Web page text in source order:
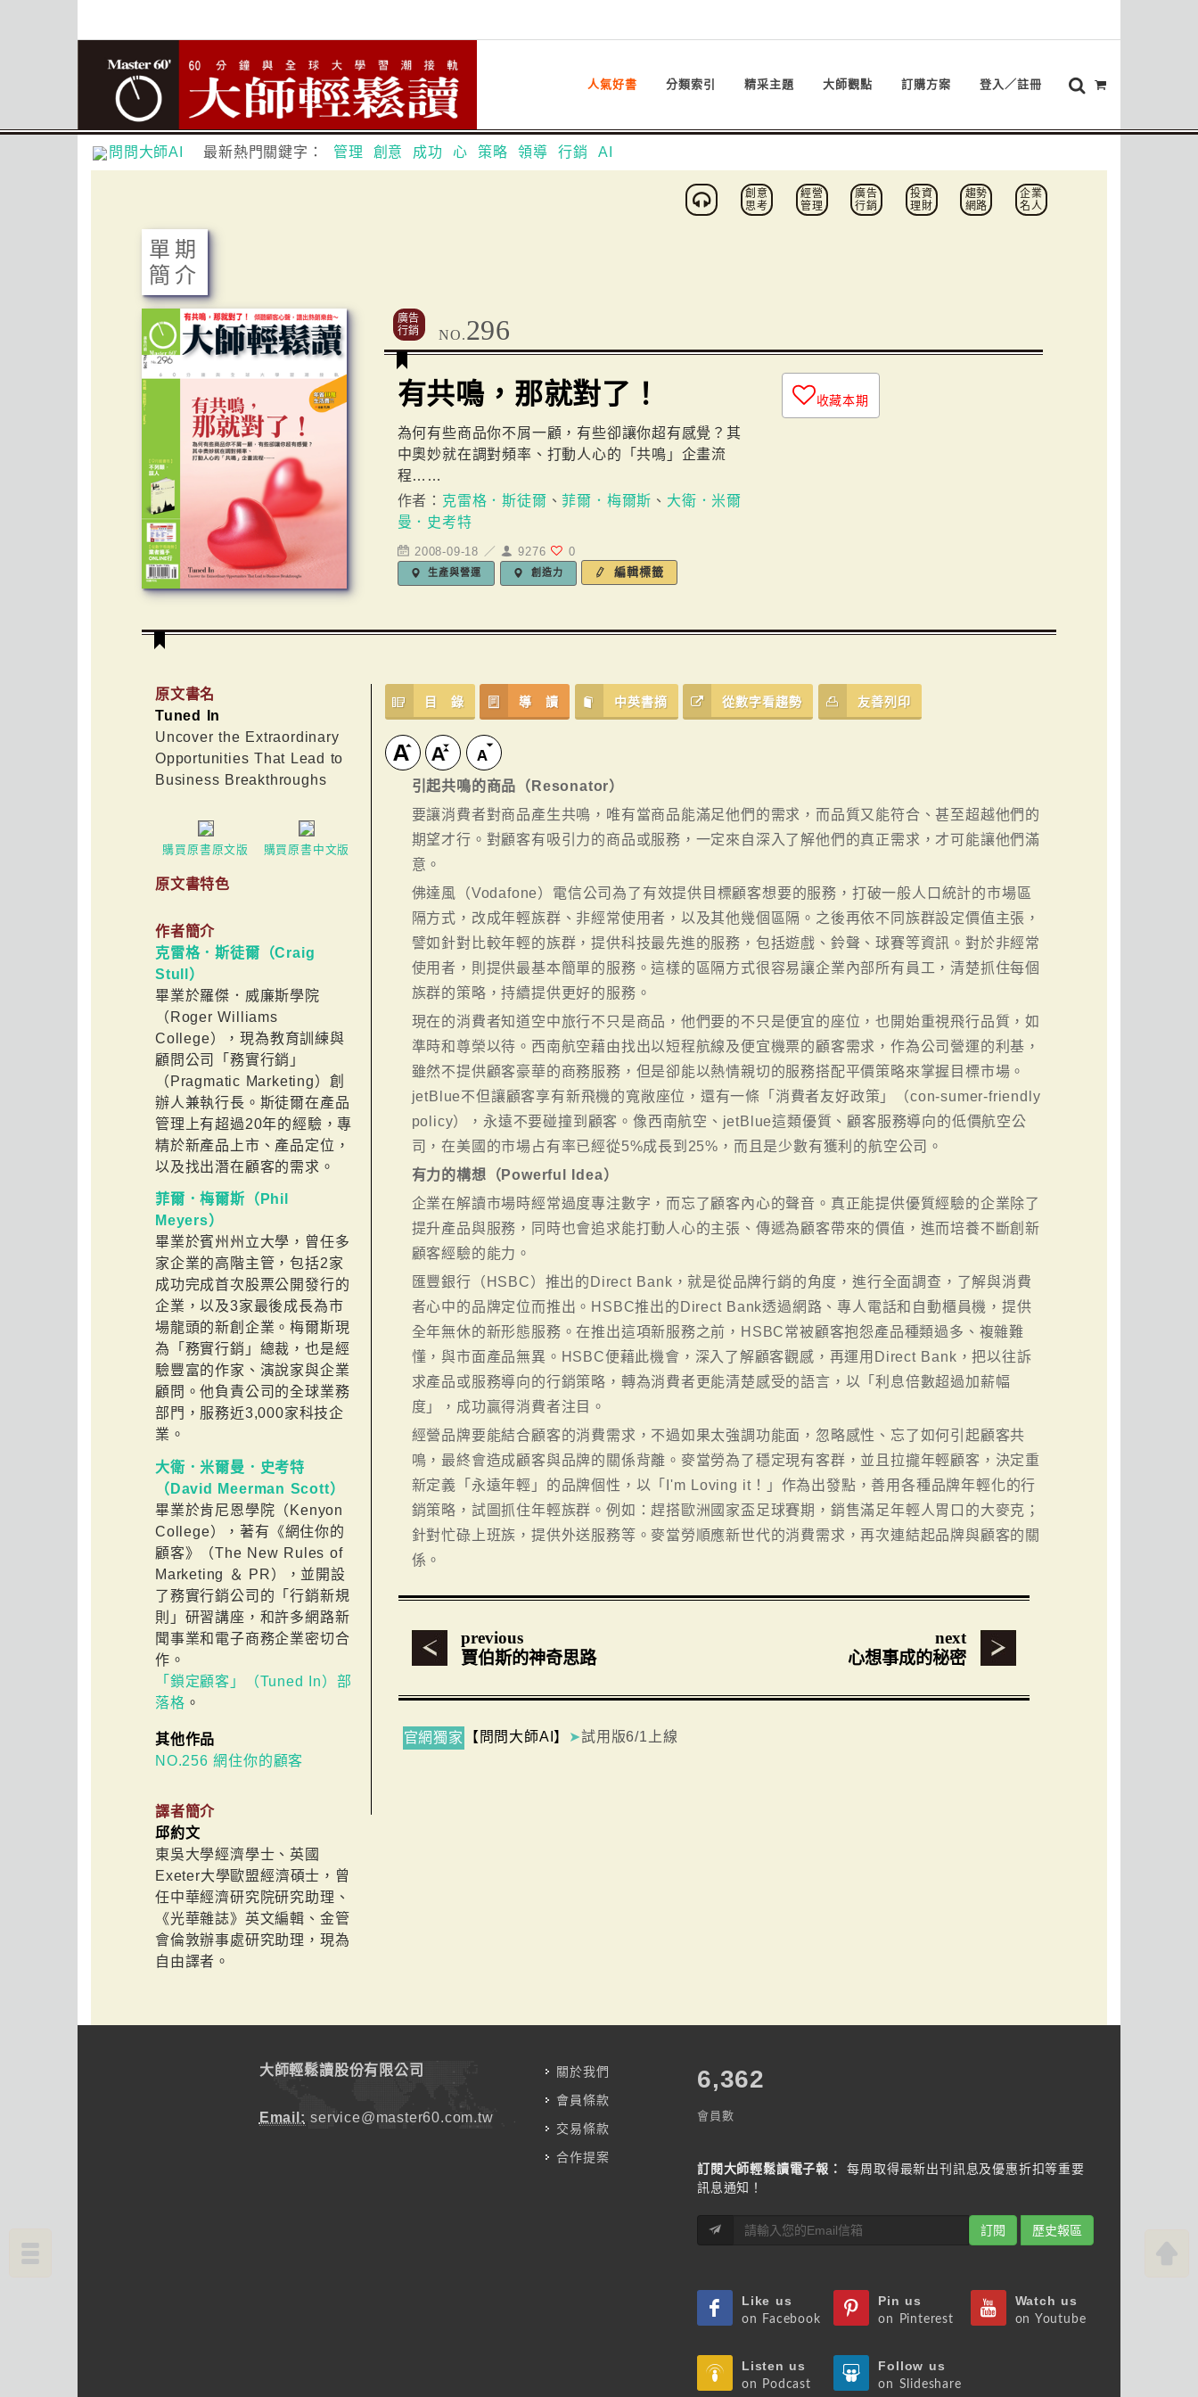
人氣好書 分類索引 精采主題 大師觀點 訂購方案 登入／註冊
問問大師AI 最新熱門關鍵字： 管理 創意 成功 心 策略 領導 行銷 AI
創意
思考
經營
管理
廣告
行銷
投資
理財
趨勢
網路
企業
名人
單期
簡介
廣告
行銷
NO.296
有共鳴，那就對了！
為何有些商品你不屑一顧，有些卻讓你超有感覺？其
中奧妙就在調對頻率、打動人心的「共鳴」企畫流
程……
作者： 克雷格．斯徒爾 、 菲爾．梅爾斯 、 大衛．米爾
曼．史考特
2008-09-18 ／ 9276 0
生產與營運 創造力 編輯標籤
收藏本期
原文書名
Tuned In
Uncover the Extraordinary
Opportunities That Lead to
Business Breakthroughs
購買原書原文版 購買原書中文版
原文書特色
作者簡介
克雷格．斯徒爾（Craig
Stull）
畢業於羅傑．威廉斯學院
（Roger Williams
College），現為教育訓練與
顧問公司「務實行銷」
（Pragmatic Marketing）創
辦人兼執行長。斯徒爾在產品
管理上有超過20年的經驗，專
精於新產品上市、產品定位，
以及找出潛在顧客的需求。
菲爾．梅爾斯（Phil
Meyers）
畢業於賓州州立大學，曾任多
家企業的高階主管，包括2家
成功完成首次股票公開發行的
企業，以及3家最後成長為市
場龍頭的新創企業。梅爾斯現
為「務實行銷」總裁，也是經
驗豐富的作家、演說家與企業
顧問。他負責公司的全球業務
部門，服務近3,000家科技企
業。
大衛．米爾曼．史考特
（David Meerman Scott）
畢業於肯尼恩學院（Kenyon
College），著有《網住你的
顧客》（The New Rules of
Marketing ＆ PR），並開設
了務實行銷公司的「行銷新規
則」研習講座，和許多網路新
聞事業和電子商務企業密切合
作。
「鎖定顧客」（Tuned In）部
落格 。
其他作品
NO.256 網住你的顧客
譯者簡介
邱約文
東吳大學經濟學士、英國
Exeter大學歐盟經濟碩士，曾
任中華經濟研究院研究助理、
《光華雜誌》英文編輯、金管
會倫敦辦事處研究助理，現為
自由譯者。
目 錄 導 讀 中英書摘 從數字看趨勢 友善列印
引起共鳴的商品（Resonator）
要讓消費者對商品產生共鳴，唯有當商品能滿足他們的需求，而品質又能符合、甚至超越他們的
期望才行。對顧客有吸引力的商品或服務，一定來自深入了解他們的真正需求，才可能讓他們滿
意。
佛達風（Vodafone）電信公司為了有效提供目標顧客想要的服務，打破一般人口統計的市場區
隔方式，改成年輕族群、非經常使用者，以及其他幾個區隔。之後再依不同族群設定價值主張，
譬如針對比較年輕的族群，提供科技最先進的服務，包括遊戲、鈴聲、球賽等資訊。對於非經常
使用者，則提供最基本簡單的服務。這樣的區隔方式很容易讓企業內部所有員工，清楚抓住每個
族群的策略，持續提供更好的服務。
現在的消費者知道空中旅行不只是商品，他們要的不只是便宜的座位，也開始重視飛行品質，如
準時和尊榮以待。西南航空藉由找出以短程航線及便宜機票的顧客需求，作為公司營運的利基，
雖然不提供顧客豪華的商務服務，但是卻能以熱情親切的服務搭配平價策略來掌握目標市場。
jetBlue不但讓顧客享有新飛機的寬敞座位，還有一條「消費者友好政策」（con-sumer-friendly
policy），永遠不要碰撞到顧客。像西南航空、jetBlue這類優質、顧客服務導向的低價航空公
司，在美國的市場占有率已經從5%成長到25%，而且是少數有獲利的航空公司。
有力的構想（Powerful Idea）
企業在解讀市場時經常過度專注數字，而忘了顧客內心的聲音。真正能提供優質經驗的企業除了
提升產品與服務，同時也會追求能打動人心的主張、傳遞為顧客帶來的價值，進而培養不斷創新
顧客經驗的能力。
匯豐銀行（HSBC）推出的Direct Bank，就是從品牌行銷的角度，進行全面調查，了解與消費
者心中的品牌定位而推出。HSBC推出的Direct Bank透過網路、專人電話和自動櫃員機，提供
全年無休的新形態服務。在推出這項新服務之前，HSBC常被顧客抱怨產品種類過多、複雜難
懂，與市面產品無異。HSBC便藉此機會，深入了解顧客觀感，再運用Direct Bank，把以往訴
求產品或服務導向的行銷策略，轉為消費者更能清楚感受的語言，以「利息倍數超過加薪幅
度」，成功贏得消費者注目。
經營品牌要能結合顧客的消費需求，不過如果太強調功能面，忽略感性、忘了如何引起顧客共
鳴，最終會造成顧客與品牌的關係背離。麥當勞為了穩定現有客群，並且拉攏年輕顧客，決定重
新定義「永遠年輕」的品牌個性，以「I'm Loving it！」作為出發點，善用各種品牌年輕化的行
銷策略，試圖抓住年輕族群。例如：趕搭歐洲國家盃足球賽期，銷售滿足年輕人胃口的大麥克；
針對忙碌上班族，提供外送服務等。麥當勞順應新世代的消費需求，再次連結起品牌與顧客的關
係。
previous
賈伯斯的神奇思路
next
心想事成的秘密
官網獨家 【問問大師AI】 ➤試用版6/1上線
大師輕鬆讀股份有限公司
Email: service@master60.com.tw
關於我們
會員條款
交易條款
合作提案
7,787
會員數
訂閱大師輕鬆讀電子報：
每周取得最新出刊訊息及優惠折扣等重要
訊息通知！
訂閱 歷史報區
Like us
on Facebook
Pin us
on Pinterest
Watch us
on Youtube
Listen us
on Podcast
Follow us
on Slideshare